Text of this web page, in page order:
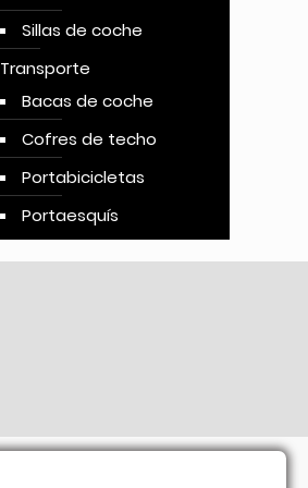
Sillas de coche
Transporte
Bacas de coche
Cofres de techo
Portabicicletas
Portaesquís